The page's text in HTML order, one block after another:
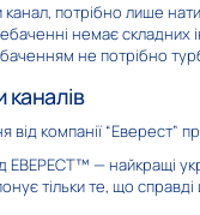
потрібно лише
немає складних
не потрібно
каналів
компанії “Еверест”
ЕВЕРЕСТ™ — найкращі
тільки те, що справді